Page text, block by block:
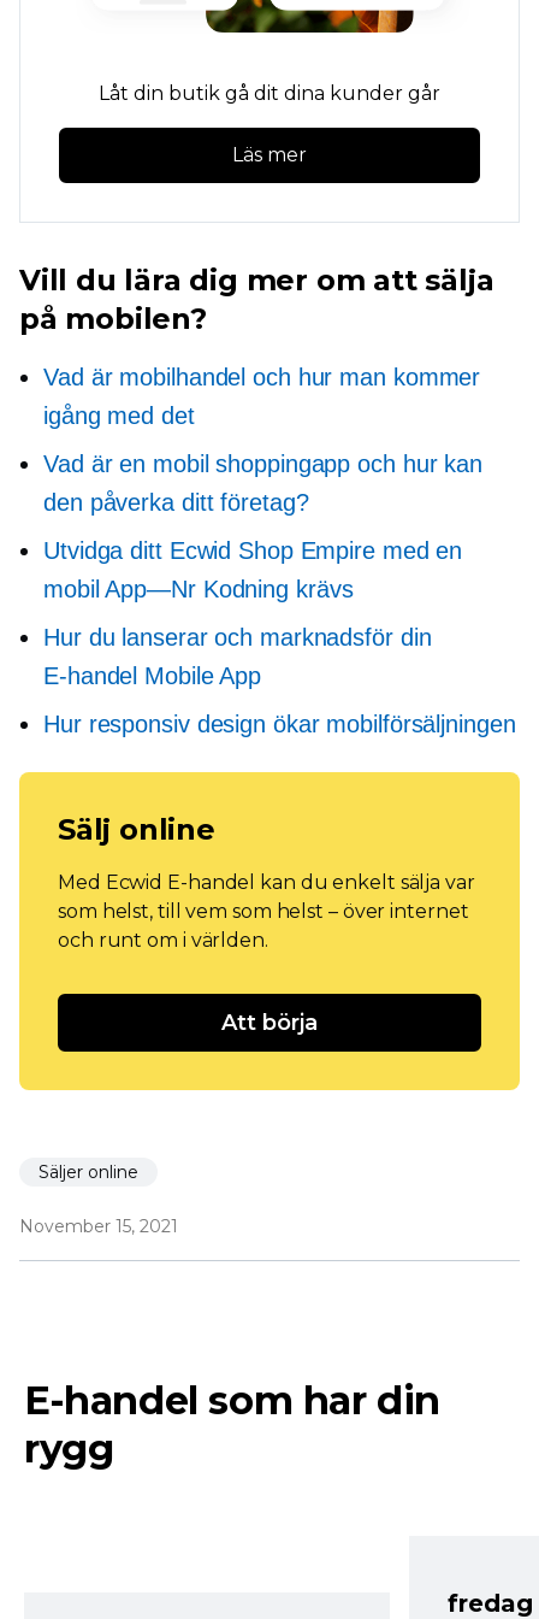
Låt din butik gå dit dina kunder går
Läs mer
Vill du lära dig mer om att sälja
på mobilen?
Vad är mobilhandel och hur man kommer
igång med det
Vad är en mobil shoppingapp och hur kan
den påverka ditt företag?
Utvidga ditt Ecwid Shop Empire med en
mobilApp—NrKodning krävs
Hur du lanserar och marknadsför din
E-handel Mobile App
Hur responsiv design ökar mobilförsäljningen
Sälj online
Med Ecwid E-handel kan du enkelt sälja var
som helst, till vem som helst – över internet
och runt om i världen.
Att börja
Säljer online
November 15, 2021
E-handel som har din
rygg
fredag